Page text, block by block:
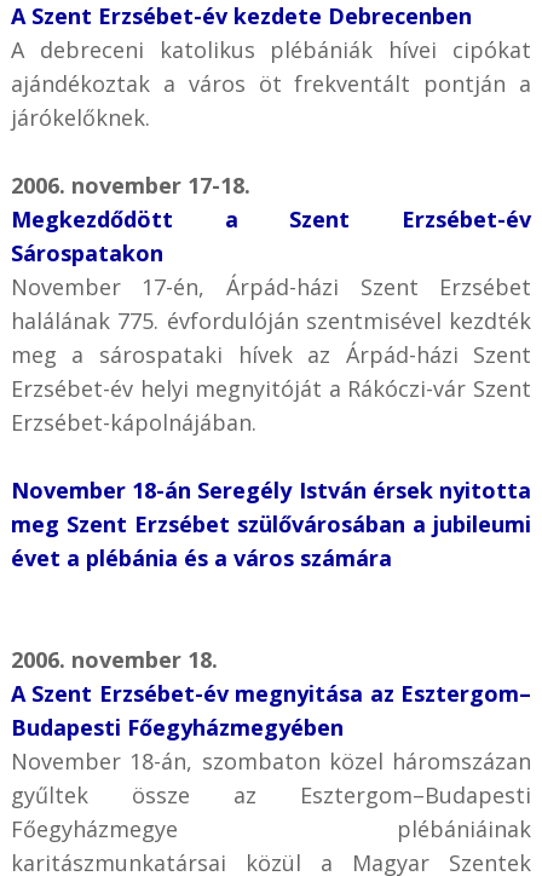
A Szent Erzsébet-év kezdete Debrecenben
A debreceni katolikus plébániák hívei cipókat
ajándékoztak a város öt frekventált pontján a
járókelőknek.
2006. november 17-18.
Megkezdődött a Szent Erzsébet-év
Sárospatakon
November 17-én, Árpád-házi Szent Erzsébet
halálának 775. évfordulóján szentmisével kezdték
meg a sárospataki hívek az Árpád-házi Szent
Erzsébet-év helyi megnyitóját a Rákóczi-vár Szent
Erzsébet-kápolnájában.
November 18-án Seregély István érsek nyitotta
meg Szent Erzsébet szülővárosában a jubileumi
évet a plébánia és a város számára
2006. november 18.
A Szent Erzsébet-év megnyitása az Esztergom–
Budapesti Főegyházmegyében
November 18-án, szombaton közel háromszázan
gyűltek össze az Esztergom–Budapesti
Főegyházmegye plébániáinak
karitászmunkatársai közül a Magyar Szentek